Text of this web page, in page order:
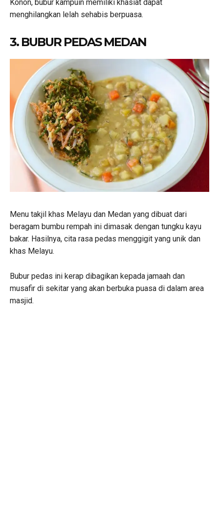
Konon, bubur kampuin memiliki khasiat dapat
menghilangkan lelah sehabis berpuasa.
3. BUBUR PEDAS MEDAN
Menu takjil khas Melayu dan Medan yang dibuat dari
beragam bumbu rempah ini dimasak dengan tungku kayu
bakar. Hasilnya, cita rasa pedas menggigit yang unik dan
khas Melayu.
Bubur pedas ini kerap dibagikan kepada jamaah dan
musafir di sekitar yang akan berbuka puasa di dalam area
masjid.